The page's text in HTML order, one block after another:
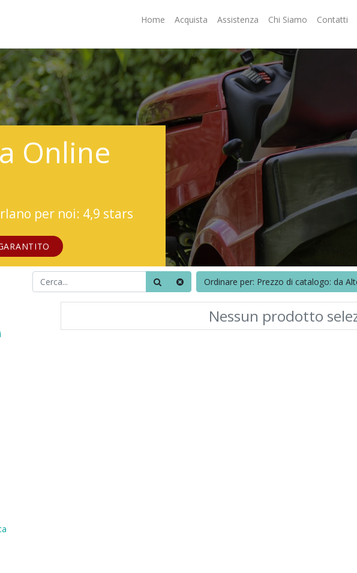
Home Acquista Assistenza Chi Siamo Contatti
Online
per noi: 4,9 stars
Ordinare per: Prezzo di catalogo: da
Nessun prodotto